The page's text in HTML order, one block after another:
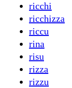
ricchi
ricchizza
riccu
rina
risu
rizza
rizzu